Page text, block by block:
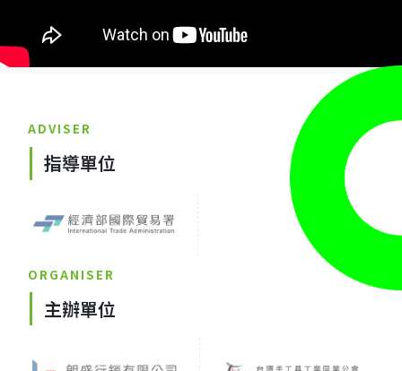
ADVISER
指導單位
ORGANISER
主辦單位